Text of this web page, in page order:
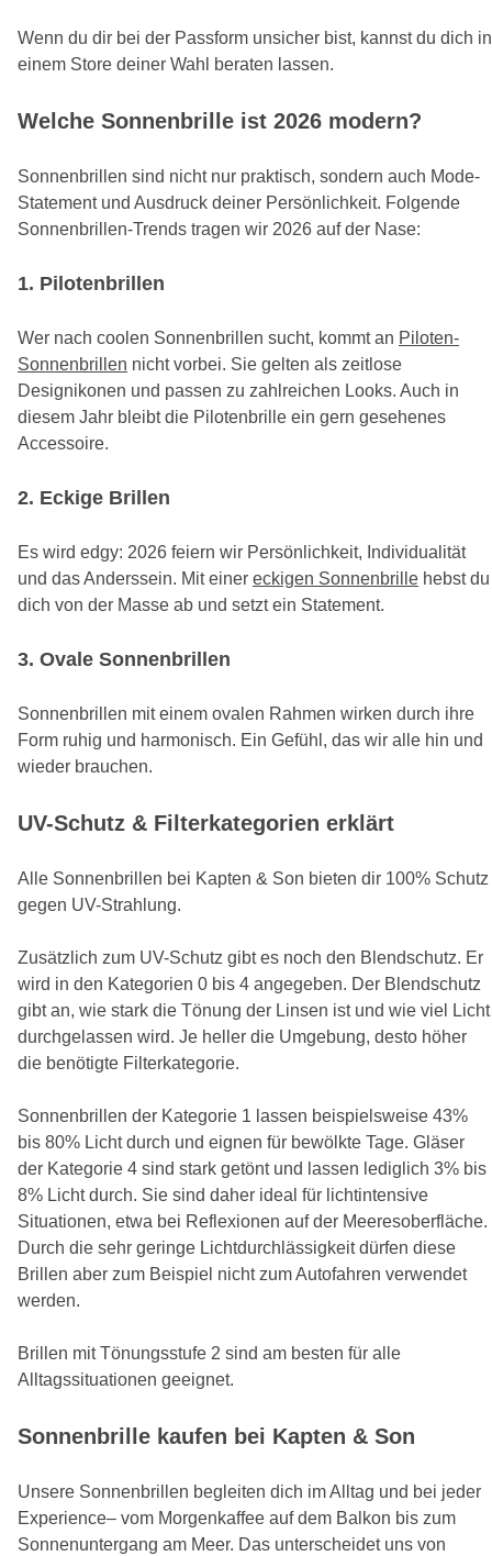
Wenn du dir bei der Passform unsicher bist, kannst du dich in
einem Store deiner Wahl beraten lassen.
Welche Sonnenbrille ist 2026 modern?
Sonnenbrillen sind nicht nur praktisch, sondern auch Mode-
Statement und Ausdruck deiner Persönlichkeit. Folgende
Sonnenbrillen-Trends tragen wir 2026 auf der Nase:
1. Pilotenbrillen
Wer nach coolen Sonnenbrillen sucht, kommt an Piloten-
Sonnenbrillen nicht vorbei. Sie gelten als zeitlose
Designikonen und passen zu zahlreichen Looks. Auch in
diesem Jahr bleibt die Pilotenbrille ein gern gesehenes
Accessoire.
2. Eckige Brillen
Es wird edgy: 2026 feiern wir Persönlichkeit, Individualität
und das Anderssein. Mit einer eckigen Sonnenbrille hebst du
dich von der Masse ab und setzt ein Statement.
3. Ovale Sonnenbrillen
Sonnenbrillen mit einem ovalen Rahmen wirken durch ihre
Form ruhig und harmonisch. Ein Gefühl, das wir alle hin und
wieder brauchen.
UV-Schutz & Filterkategorien erklärt
Alle Sonnenbrillen bei Kapten & Son bieten dir 100% Schutz
gegen UV-Strahlung.
Zusätzlich zum UV-Schutz gibt es noch den Blendschutz. Er
wird in den Kategorien 0 bis 4 angegeben. Der Blendschutz
gibt an, wie stark die Tönung der Linsen ist und wie viel Licht
durchgelassen wird. Je heller die Umgebung, desto höher
die benötigte Filterkategorie.
Sonnenbrillen der Kategorie 1 lassen beispielsweise 43%
bis 80% Licht durch und eignen für bewölkte Tage. Gläser
der Kategorie 4 sind stark getönt und lassen lediglich 3% bis
8% Licht durch. Sie sind daher ideal für lichtintensive
Situationen, etwa bei Reflexionen auf der Meeresoberfläche.
Durch die sehr geringe Lichtdurchlässigkeit dürfen diese
Brillen aber zum Beispiel nicht zum Autofahren verwendet
werden.
Brillen mit Tönungsstufe 2 sind am besten für alle
Alltagssituationen geeignet.
Sonnenbrille kaufen bei Kapten & Son
Unsere Sonnenbrillen begleiten dich im Alltag und bei jeder
Experience– vom Morgenkaffee auf dem Balkon bis zum
Sonnenuntergang am Meer. Das unterscheidet uns von